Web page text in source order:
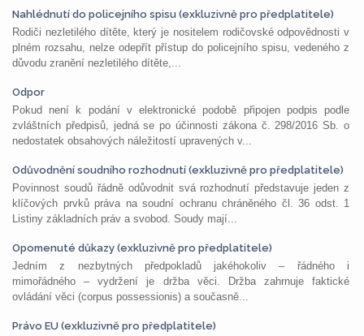
Nahlédnutí do policejního spisu (exkluzivně pro předplatitele)
Rodiči nezletilého dítěte, který je nositelem rodičovské odpovědnosti v
plném rozsahu, nelze odepřít přístup do policejního spisu, vedeného z
důvodu zranění nezletilého dítěte,...
Odpor
Pokud není k podání v elektronické podobě připojen podpis podle
zvláštních předpisů, jedná se po účinnosti zákona č. 298/2016 Sb. o
nedostatek obsahových náležitostí upravených v...
Odůvodnění soudního rozhodnutí (exkluzivně pro předplatitele)
Povinnost soudů řádně odůvodnit svá rozhodnutí představuje jeden z
klíčových prvků práva na soudní ochranu chráněného čl. 36 odst. 1
Listiny základních práv a svobod. Soudy mají...
Opomenuté důkazy (exkluzivně pro předplatitele)
Jedním z nezbytných předpokladů jakéhokoliv – řádného i
mimořádného – vydržení je držba věci. Držba zahrnuje faktické
ovládání věci (corpus possessionis) a současně...
Právo EU (exkluzivně pro předplatitele)